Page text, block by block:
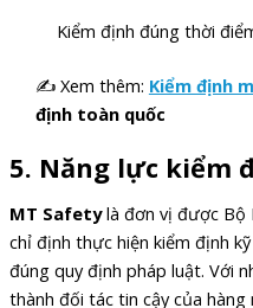
Kiểm định đúng thời
✍ Xem thêm: Kiểm định
định toàn quốc
5. Năng lực kiểm
MT Safetylà đơn vị được Bộ
chỉ định thực hiện kiểm định
đúng quy định pháp luật. Với
thành đối tác tin cậy của